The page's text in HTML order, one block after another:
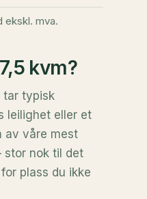
ekskl. mva.
kvm?
tar typisk
leilighet eller et
av våre mest
stor nok til det
plass du ikke